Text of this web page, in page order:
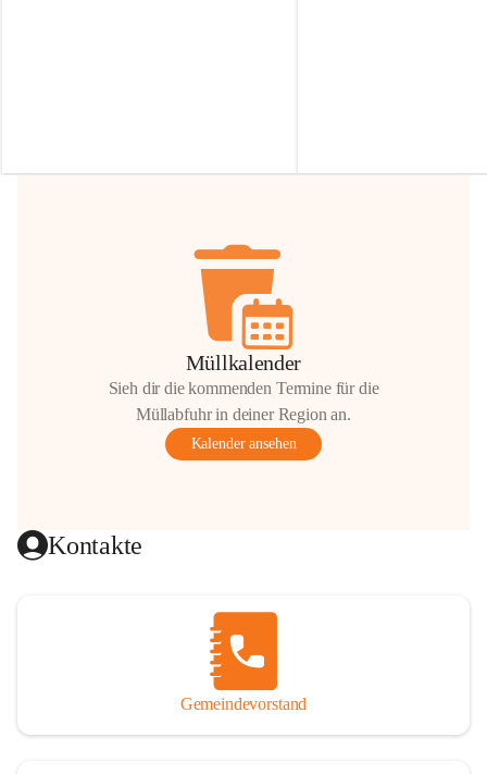
Hilfsbereitschaft!
Müllkalender
Sieh dir die kommenden Termine für die
Müllabfuhr in deiner Region an.
Kalender ansehen
Kontakte
Gemeindevorstand